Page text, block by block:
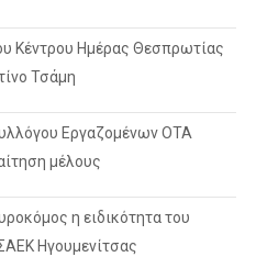
Κέντρου Ημέρας Θεσπρωτίας
Τσάμη
Εργαζομένων ΟΤΑ
μέλους
η ειδικότητα του
Ηγουμενίτσας